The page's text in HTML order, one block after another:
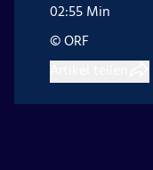
02:55 Min
© ORF